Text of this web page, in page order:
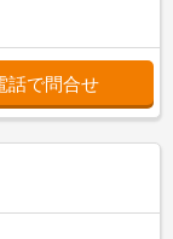
話で問合せ